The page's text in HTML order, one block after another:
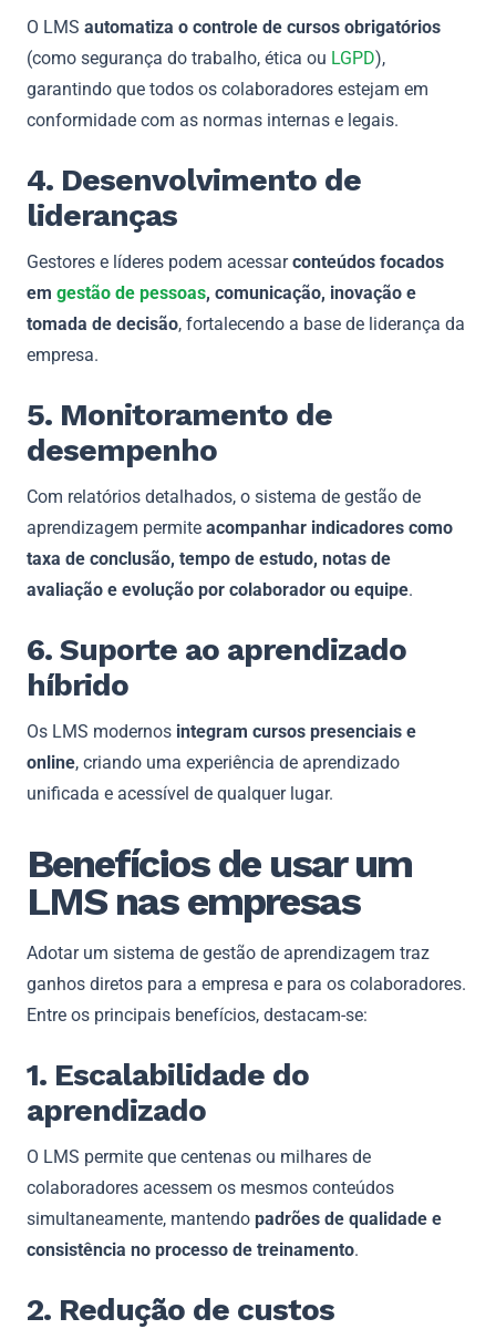
O LMS automatiza o controle de cursos obrigatórios
(como segurança do trabalho, ética ou LGPD),
garantindo que todos os colaboradores estejam em
conformidade com as normas internas e legais.
4. Desenvolvimento de
lideranças
Gestores e líderes podem acessarconteúdos focados
em gestão de pessoas, comunicação, inovação e
tomada de decisão, fortalecendo a base de liderança da
empresa.
5. Monitoramento de
desempenho
Com relatórios detalhados, o sistema de gestão de
aprendizagem permite acompanhar indicadores como
taxa de conclusão, tempo de estudo, notas de
avaliação e evolução por colaborador ou equipe.
6. Suporte ao aprendizado
híbrido
Os LMS modernos integram cursos presenciais e
online, criando uma experiência de aprendizado
unificada e acessível de qualquer lugar.
Benefícios de usar um
LMS nas empresas
Adotar um sistema de gestão de aprendizagem traz
ganhos diretos para a empresa e para os colaboradores.
Entre os principais benefícios, destacam-se:
1. Escalabilidade do
aprendizado
O LMS permite que centenas ou milhares de
colaboradores acessem os mesmos conteúdos
simultaneamente, mantendo padrões de qualidade e
consistência no processo de treinamento.
2. Redução de custos